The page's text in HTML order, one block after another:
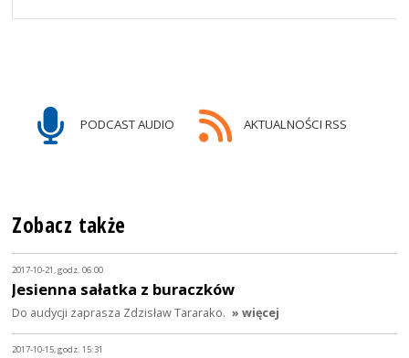
PODCAST AUDIO AKTUALNOŚCI RSS
Zobacz także
2017-10-21, godz. 06:00
Jesienna sałatka z buraczków
Do audycji zaprasza Zdzisław Tararako. » więcej
2017-10-15, godz. 15:31